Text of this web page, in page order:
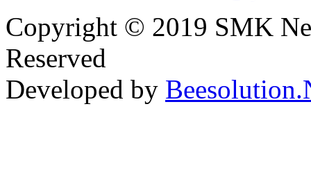
Copyright © 2019 SMK
Reserved
Developed by